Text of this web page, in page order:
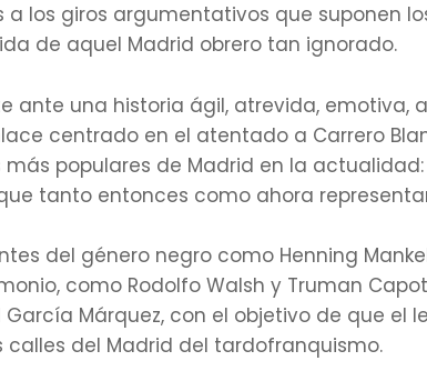
los giros argumentativos que suponen
de aquel Madrid obrero tan ignorado.
ante una historia ágil, atrevida, emotiva,
centrado en el atentado a Carrero
populares de Madrid en la
tanto entonces como ahora
del género negro como Henning
como Rodolfo Walsh y Truman
Márquez, con el objetivo de que el
del Madrid del tardofranquismo.